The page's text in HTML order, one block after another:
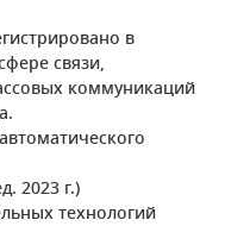
в
связи,
коммуникаций
2023 г.)
технологий